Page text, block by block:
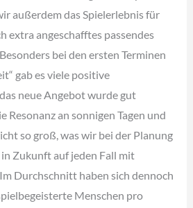
außerdem das Spielerlebnis für
extra angeschafftes passendes
bei den ersten Terminen
gab es viele positive
neue Angebot wurde gut
Resonanz an sonnigen Tagen und
so groß, was wir bei der Planung
Zukunft auf jeden Fall mit
Durchschnitt haben sich dennoch
Menschen pro